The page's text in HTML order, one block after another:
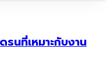
รนที่เหมาะกับงาน